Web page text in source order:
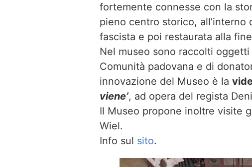
fortemente connesse con la
pieno centro storico, all’interno
fascista e poi restaurata alla
Nel museo sono raccolti
Comunità padovana e di
innovazione del Museo è la
viene’, ad opera del regista
Il Museo propone inoltre visite
Wiel.
Info sul sito.